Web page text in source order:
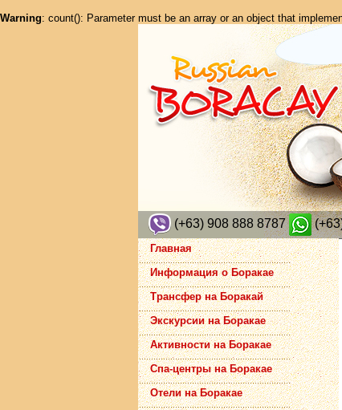
Warning: count(): Parameter must be an array or an object that
(+63) 908 888 8787
Главная
Информация о Боракае
Трансфер на Боракай
Экскурсии на Боракае
Активности на Боракае
Спа-центры на Боракае
Отели на Боракае